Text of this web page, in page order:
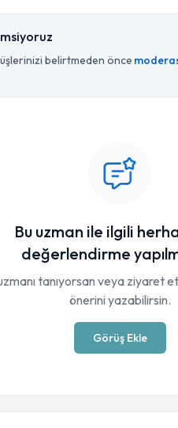
belirtmeden önce
Bu uzman ile ilgili
değerlendirme
tanıyorsan veya ziyaret
önerini yazabilirsin.
Görüş Ekle